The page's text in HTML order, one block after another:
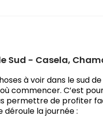
Sud - Casela,
à voir dans le sud
commencer. C’est
permettre de profiter
déroule la journée :